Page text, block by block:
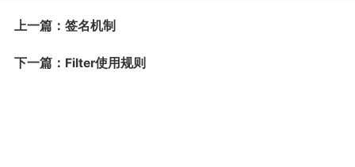
上一篇：签名机制
下一篇：Filter使用规则